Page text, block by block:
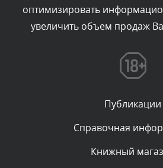
Комментарий проверяется
Текст комментария будет виден
Комментарий проверяется
Текст комментария будет виден
администратором.
оптимизировать
увеличить объем продаж
Публикации
Справочная
Книжный